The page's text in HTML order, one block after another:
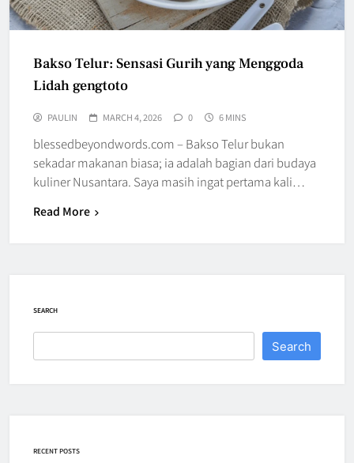
Bakso Telur: Sensasi Gurih yang Menggoda
Lidah gengtoto
PAULIN MARCH 4, 2026 0 6 MINS
blessedbeyondwords.com – Bakso Telur bukan
sekadar makanan biasa; ia adalah bagian dari budaya
kuliner Nusantara. Saya masih ingat pertama kali…
Read More
SEARCH
Search
RECENT POSTS